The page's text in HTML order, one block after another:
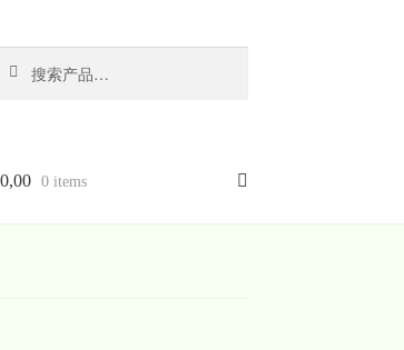
：
0,00 0 items